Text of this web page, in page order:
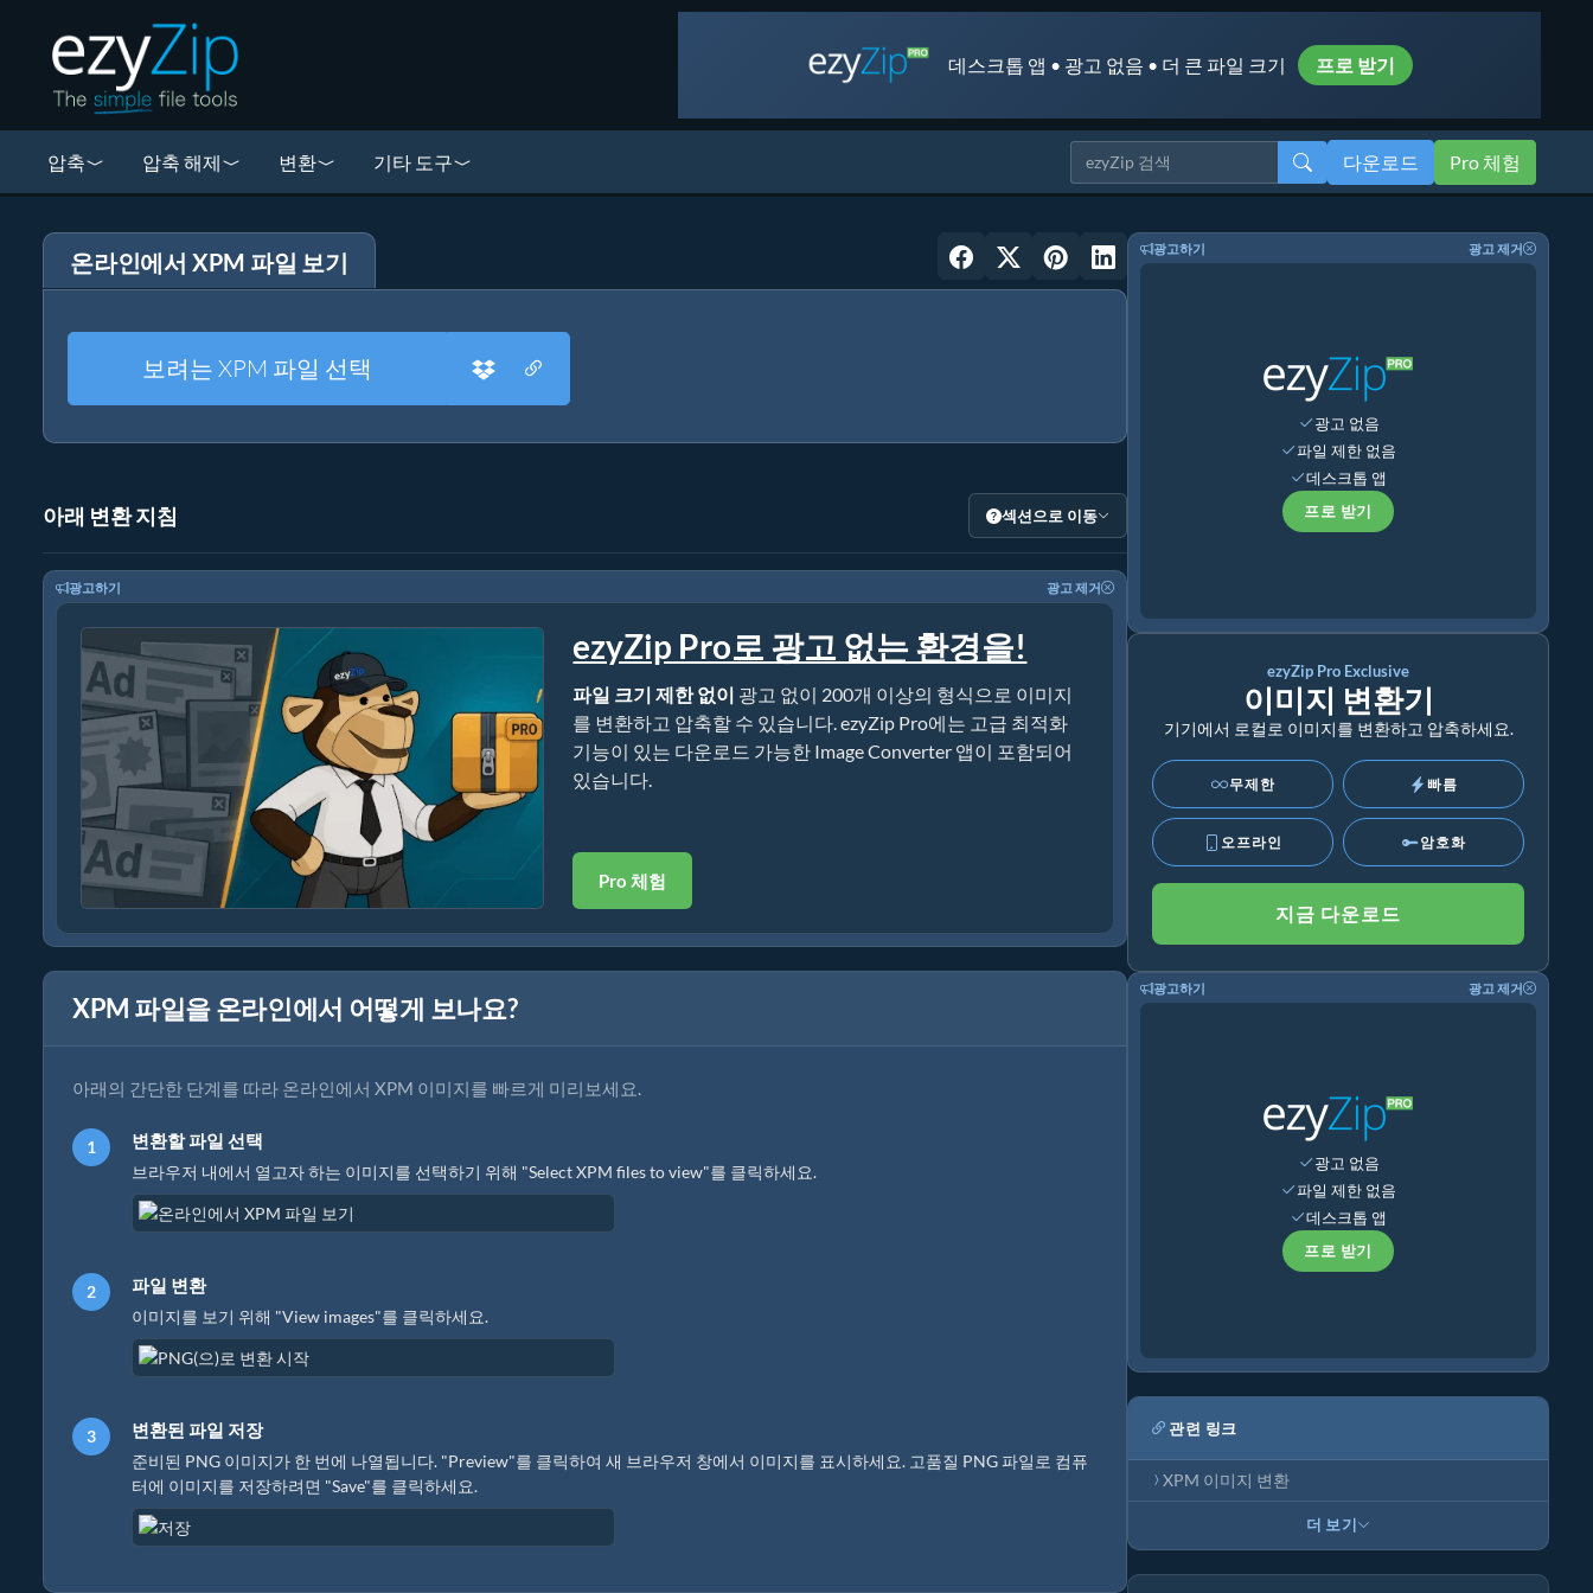
데스크톱 앱 • 광고 없음 • 더 큰 파일 크기 프로 받기
압축 압축 해제 변환 기타 도구 다운로드 Pro 체험
온라인에서 XPM 파일 보기
보려는 XPM 파일 선택
아래 변환 지침 섹션으로 이동
광고하기 광고 제거
ezyZip Pro로 광고 없는 환경을!
파일 크기 제한 없이 광고 없이 200개 이상의 형식으로 이미지
를 변환하고 압축할 수 있습니다. ezyZip Pro에는 고급 최적화
기능이 있는 다운로드 가능한 Image Converter 앱이 포함되어
있습니다.
Pro 체험
XPM 파일을 온라인에서 어떻게 보나요?
아래의 간단한 단계를 따라 온라인에서 XPM 이미지를 빠르게 미리보세요.
변환할 파일 선택
브라우저 내에서 열고자 하는 이미지를 선택하기 위해 "Select XPM files to view"를 클릭하세요.
파일 변환
이미지를 보기 위해 "View images"를 클릭하세요.
변환된 파일 저장
준비된 PNG 이미지가 한 번에 나열됩니다. "Preview"를 클릭하여 새 브라우저 창에서 이미지를 표시하세요. 고품질 PNG 파일로 컴퓨
터에 이미지를 저장하려면 "Save"를 클릭하세요.
광고하기 광고 제거
광고 없음
파일 제한 없음
데스크톱 앱
프로 받기
ezyZip Pro Exclusive
이미지 변환기
기기에서 로컬로 이미지를 변환하고 압축하세요.
무제한 빠름
오프라인 암호화
지금 다운로드
광고하기 광고 제거
광고 없음
파일 제한 없음
데스크톱 앱
프로 받기
관련 링크
XPM 이미지 변환
더 보기